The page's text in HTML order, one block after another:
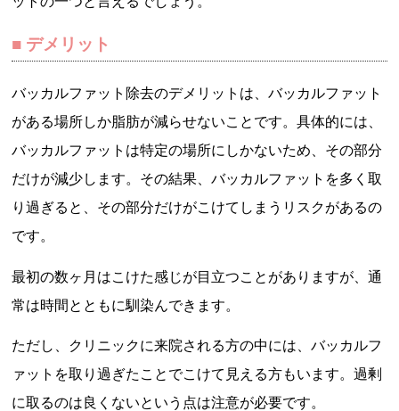
デメリット
バッカルファット除去のデメリットは、バッカルファット
がある場所しか脂肪が減らせないことです。具体的には、
バッカルファットは特定の場所にしかないため、その部分
だけが減少します。その結果、バッカルファットを多く取
り過ぎると、その部分だけがこけてしまうリスクがあるの
です。
最初の数ヶ月はこけた感じが目立つことがありますが、通
常は時間とともに馴染んできます。
ただし、クリニックに来院される方の中には、バッカルフ
ァットを取り過ぎたことでこけて見える方もいます。過剰
に取るのは良くないという点は注意が必要です。